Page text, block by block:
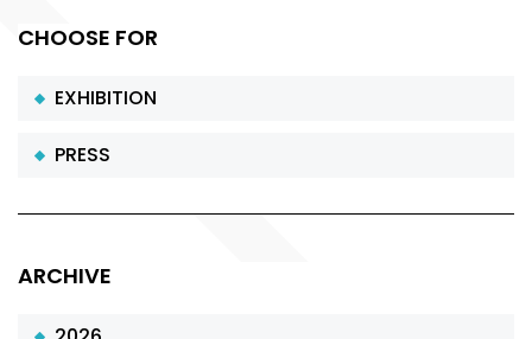
CHOOSE FOR
EXHIBITION
PRESS
ARCHIVE